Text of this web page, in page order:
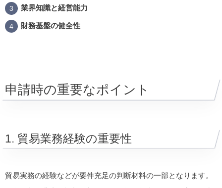
業界知識と経営能力
財務基盤の健全性
申請時の重要なポイント
1. 貿易業務経験の重要性
貿易実務の経験などが要件充足の判断材料の一部となります。